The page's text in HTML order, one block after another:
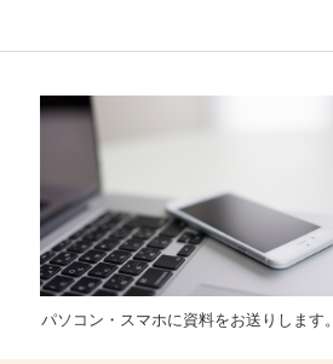
パソコン・スマホに資料をお送りします。